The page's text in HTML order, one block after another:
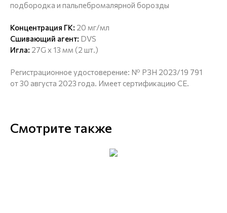
подбородка и пальпебромалярной борозды
Концентрация ГК: 20 мг/мл
Сшивающий агент: DVS
Игла: 27G х 13 мм (2 шт.)
Регистрационное удостоверение: Nº РЗН 2023/19 791
от 30 августа 2023 года. Имеет сертификацию CE.
Смотрите также